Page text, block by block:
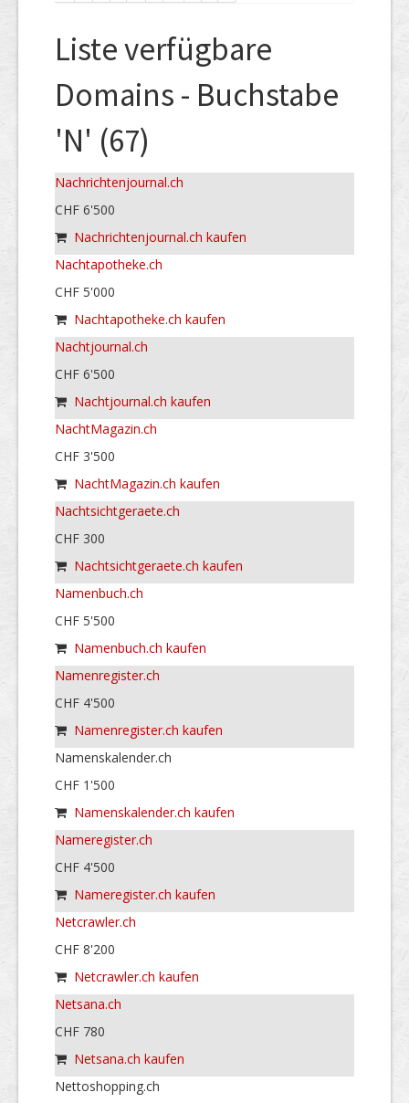
Liste verfügbare
Domains - Buchstabe
'N' (67)
Nachrichtenjournal.ch
CHF 6'500
Nachrichtenjournal.ch kaufen
Nachtapotheke.ch
CHF 5'000
Nachtapotheke.ch kaufen
Nachtjournal.ch
CHF 6'500
Nachtjournal.ch kaufen
NachtMagazin.ch
CHF 3'500
NachtMagazin.ch kaufen
Nachtsichtgeraete.ch
CHF 300
Nachtsichtgeraete.ch kaufen
Namenbuch.ch
CHF 5'500
Namenbuch.ch kaufen
Namenregister.ch
CHF 4'500
Namenregister.ch kaufen
Namenskalender.ch
CHF 1'500
Namenskalender.ch kaufen
Nameregister.ch
CHF 4'500
Nameregister.ch kaufen
Netcrawler.ch
CHF 8'200
Netcrawler.ch kaufen
Netsana.ch
CHF 780
Netsana.ch kaufen
Nettoshopping.ch